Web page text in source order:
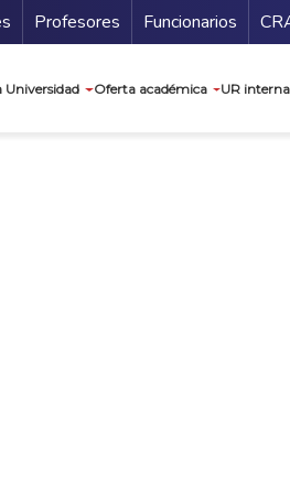
Profesores Funcionarios
Universidad Oferta académica UR